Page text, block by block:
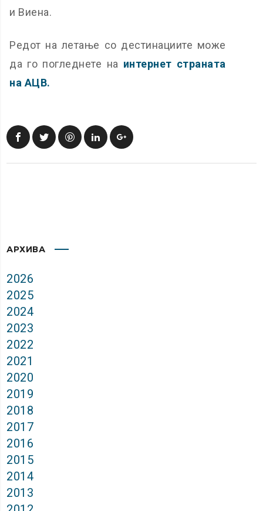
и Виена.
Редот на летање со дестинациите може
да го погледнете на интернет страната
на АЦВ.
АРХИВА
2026
2025
2024
2023
2022
2021
2020
2019
2018
2017
2016
2015
2014
2013